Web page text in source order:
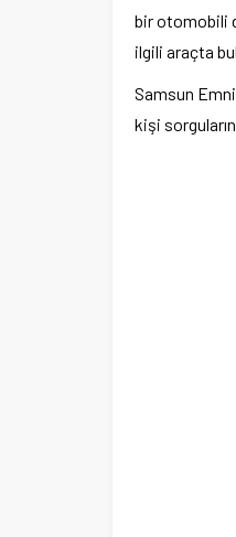
bir otomobili
ilgili araçta
Samsun
kişi